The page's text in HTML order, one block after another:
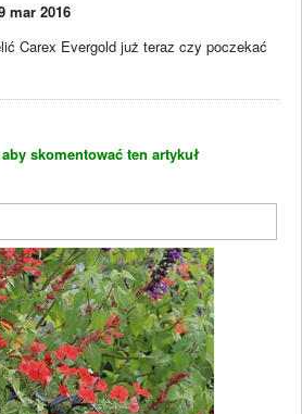
mar 2016
Carex Evergold już teraz czy poczekać
skomentować ten artykuł